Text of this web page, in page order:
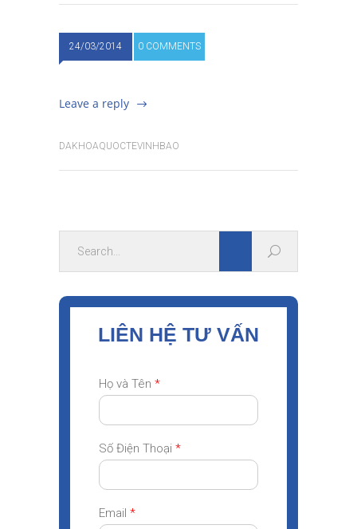
24/03/2014 0 COMMENTS
Leave a reply
DAKHOAQUOCTEVINHBAO
LIÊN HỆ TƯ VẤN
Họ và Tên *
Số Điện Thoại *
Email *